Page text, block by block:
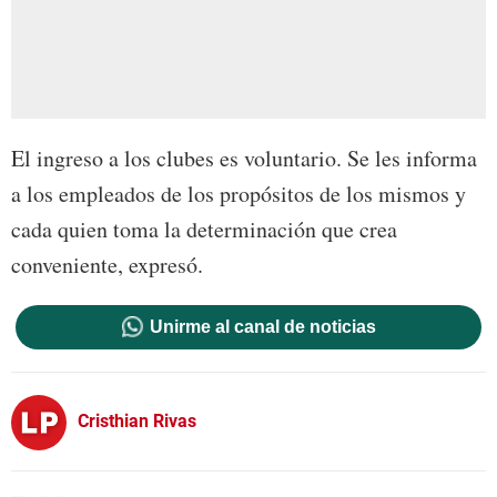
El ingreso a los clubes es voluntario. Se les informa
a los empleados de los propósitos de los mismos y
cada quien toma la determinación que crea
conveniente, expresó.
Unirme al canal de noticias
Cristhian Rivas